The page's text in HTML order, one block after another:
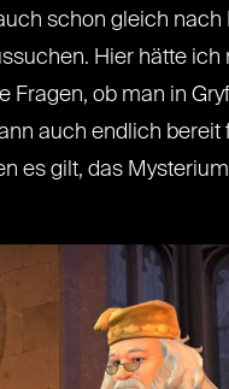
schon gleich
Hier hätte ich
ob man in
auch endlich
es gilt, das